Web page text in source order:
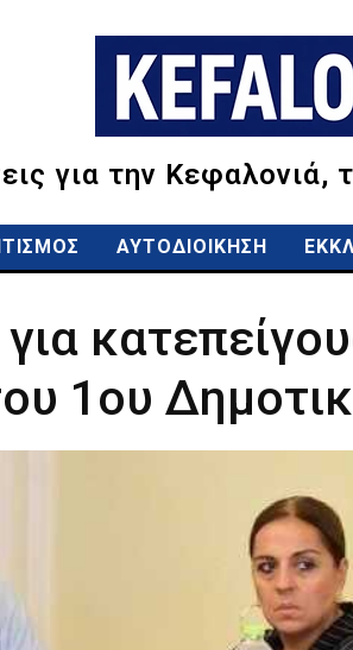
για την Κεφαλονιά,
ΑΥΤΟΔΙΟΙΚΗΣΗ
1ου